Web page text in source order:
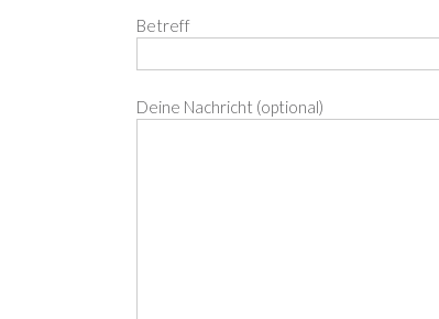
Betreff
Deine Nachricht (optional)